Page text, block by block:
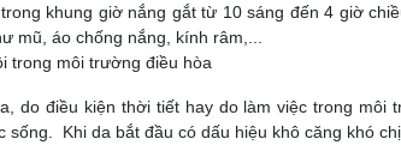
khung giờ nắng gắt từ 10 sáng đến 4 giờ
mũ, áo chống nắng, kính râm,...
trong môi trường điều hòa
do điều kiện thời tiết hay do làm việc trong môi
sống. Khi da bắt đầu có dấu hiệu khô căng khó